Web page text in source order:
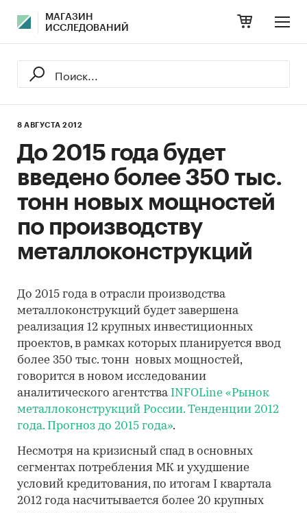
МАГАЗИН
ИССЛЕДОВАНИЙ
8 АВГУСТА 2012
До 2015 года будет
введено более 350 тыс.
тонн новых мощностей
по производству
металлоконструкций
До 2015 года в отрасли производства
металлоконструкций будет завершена
реализация 12 крупных инвестиционных
проектов, в рамках которых планируется ввод
более 350 тыс. тонн новых мощностей,
говорится в новом исследовании
аналитического агентства INFOLine «Рынок
металлоконструкций России. Тенденции 2012
года. Прогноз до 2015 года».
Несмотря на кризисный спад в основных
сегментах потребления МК и ухудшение
условий кредитования, по итогам I квартала
2012 года насчитывается более 20 крупных